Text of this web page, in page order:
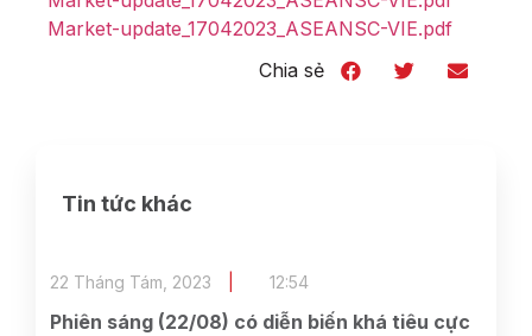
Market-update_17042023_ASEANSC-VIE.pdf
Chia sẻ
Tin tức khác
Phiên sáng (22/08) có diễn biến khá tiêu cực
22 Tháng Tám, 2023 12:54